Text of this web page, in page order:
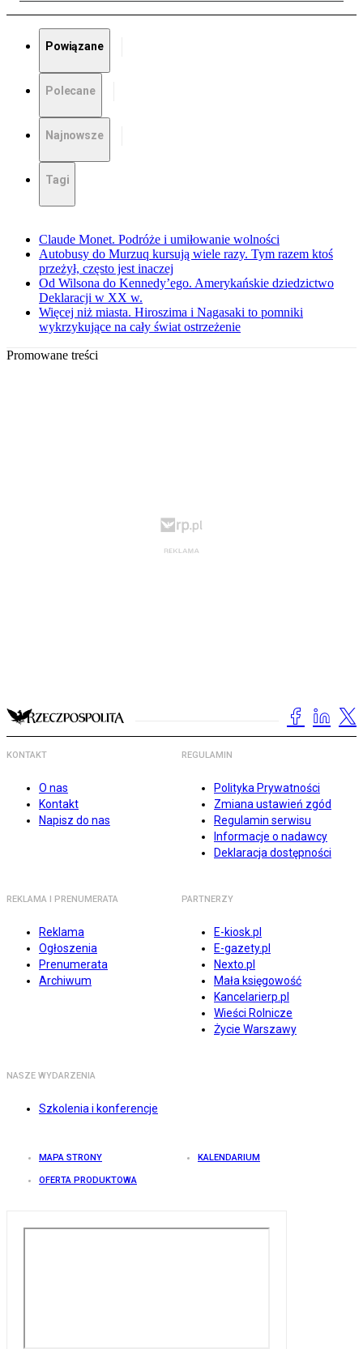
Powiązane
Polecane
Najnowsze
Tagi
Claude Monet. Podróże i umiłowanie wolności
Autobusy do Murzuq kursują wiele razy. Tym razem ktoś
przeżył, często jest inaczej
Od Wilsona do Kennedy’ego. Amerykańskie dziedzictwo
Deklaracji w XX w.
Więcej niż miasta. Hiroszima i Nagasaki to pomniki
wykrzykujące na cały świat ostrzeżenie
Promowane treści
KONTAKT
O nas
Kontakt
Napisz do nas
REGULAMIN
Polityka Prywatności
Zmiana ustawień zgód
Regulamin serwisu
Informacje o nadawcy
Deklaracja dostępności
REKLAMA I PRENUMERATA
Reklama
Ogłoszenia
Prenumerata
Archiwum
PARTNERZY
E-kiosk.pl
E-gazety.pl
Nexto.pl
Mała księgowość
Kancelarierp.pl
Wieści Rolnicze
Życie Warszawy
NASZE WYDARZENIA
Szkolenia i konferencje
MAPA STRONY KALENDARIUM
OFERTA PRODUKTOWA